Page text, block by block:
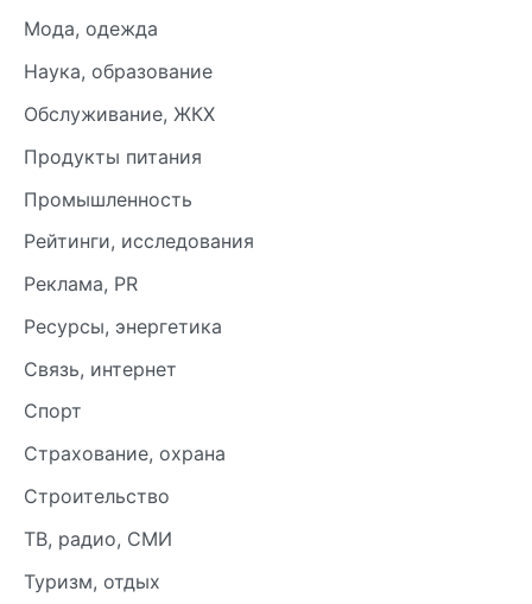
Мода, одежда
Наука, образование
Обслуживание, ЖКХ
Продукты питания
Промышленность
Рейтинги, исследования
Реклама, PR
Ресурсы, энергетика
Связь, интернет
Спорт
Страхование, охрана
Строительство
ТВ, радио, СМИ
Туризм, отдых